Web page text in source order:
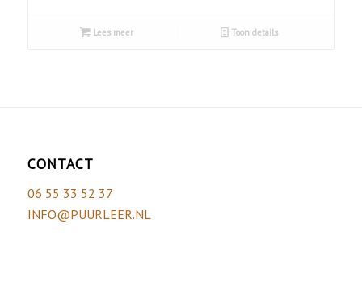
Lees meer Toon details
CONTACT
06 55 33 52 37
INFO@PUURLEER.NL